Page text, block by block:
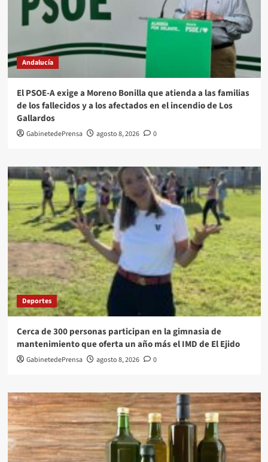
Andalucía
El PSOE-A exige a Moreno Bonilla que atienda a las familias
de los fallecidos y a los afectados en el incendio de Los
Gallardos
GabinetedePrensa agosto 8, 2026 0
Deportes
Cerca de 300 personas participan en la gimnasia de
mantenimiento que oferta un año más el IMD de El Ejido
GabinetedePrensa agosto 8, 2026 0